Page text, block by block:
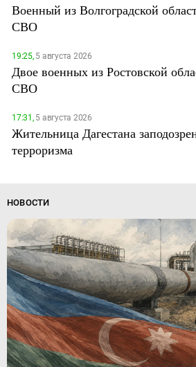
Военный из Волгоградской
СВО
19:25,5 августа 2026
Двое военных из Ростовской
СВО
17:31,5 августа 2026
Жительница Дагестана
терроризма
НОВОСТИ